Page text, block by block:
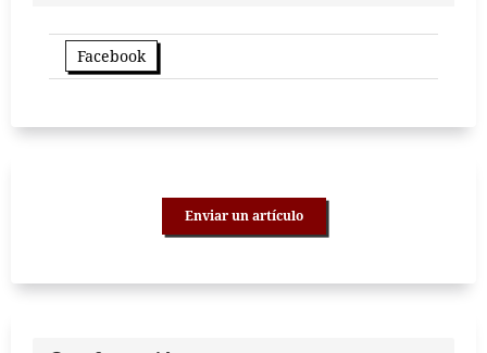
Facebook
Enviar un artículo